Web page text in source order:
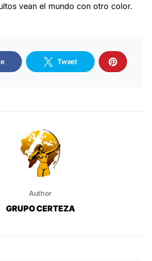
vean el mundo con otro color.
Tweet
Author
GRUPO CERTEZA